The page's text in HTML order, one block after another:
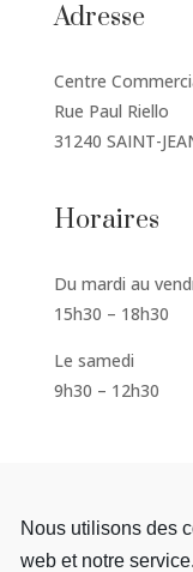
Adresse
Centre
Rue Paul Riello
31240 SAINT-
Horaires
Du mardi au
15h30 – 18h30
Le samedi
9h30 – 12h30
Nous utilisons des
web et notre service.